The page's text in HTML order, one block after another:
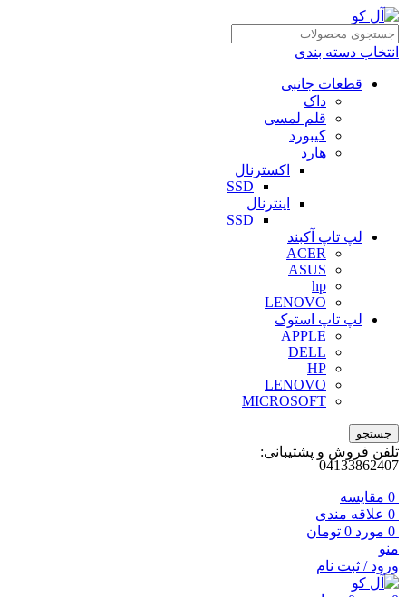
انتخاب دسته بندی
قطعات جانبی
داک
قلم لمسی
کیبورد
هارد
اکسترنال
SSD
اینترنال
SSD
لپ تاپ آکبند
ACER
ASUS
hp
LENOVO
لپ تاپ استوک
APPLE
DELL
HP
LENOVO
MICROSOFT
جستجو
تلفن فروش و پشتیبانی:
04133862407
0 مقايسه
0 علاقه مندی
0 مورد 0 تومان
منو
ورود / ثبت نام